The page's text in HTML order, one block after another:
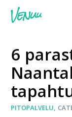
6
PITOPALVELU